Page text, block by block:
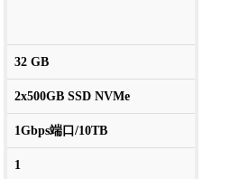
32 GB
2x500GB SSD NVMe
1Gbps端口/10TB
1